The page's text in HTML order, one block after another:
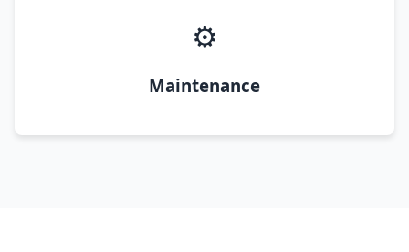
⚙️
Maintenance